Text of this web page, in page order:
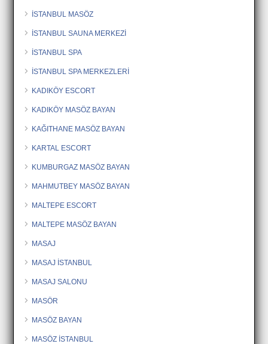
İSTANBUL MASÖZ
İSTANBUL SAUNA MERKEZİ
İSTANBUL SPA
İSTANBUL SPA MERKEZLERİ
KADIKÖY ESCORT
KADIKÖY MASÖZ BAYAN
KAĞITHANE MASÖZ BAYAN
KARTAL ESCORT
KUMBURGAZ MASÖZ BAYAN
MAHMUTBEY MASÖZ BAYAN
MALTEPE ESCORT
MALTEPE MASÖZ BAYAN
MASAJ
MASAJ İSTANBUL
MASAJ SALONU
MASÖR
MASÖZ BAYAN
MASÖZ İSTANBUL